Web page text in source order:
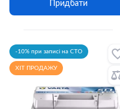
Придбати
-10% при записі на СТО
ХІТ ПРОДАЖУ